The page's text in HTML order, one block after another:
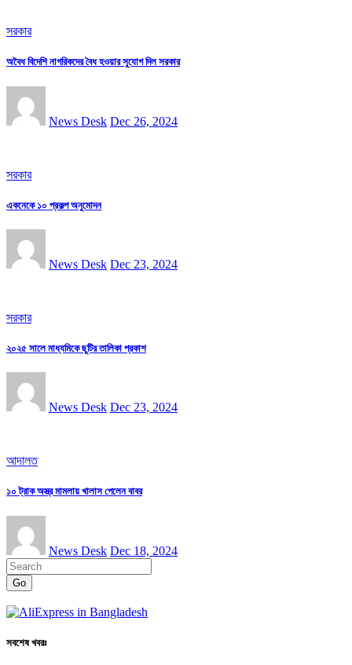
সরকার
অবৈধ বিদেশি নাগরিকদের বৈধ হওয়ার সুযোগ দিল সরকার
News Desk Dec 26, 2024
সরকার
একনেকে ১০ প্রকল্প অনুমোদন
News Desk Dec 23, 2024
সরকার
২০২৫ সালে মাধ্যমিকে ছুটির তালিকা প্রকাশ
News Desk Dec 23, 2024
আদালত
১০ ট্রাক অস্ত্র মামলায় খালাস পেলেন বাবর
News Desk Dec 18, 2024
Go
সবশেষ খবরঃ